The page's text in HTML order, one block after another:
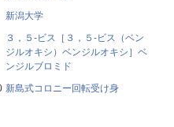
新潟大学
３，５‐ビス［３，５‐ビス（ベン
ジルオキシ）ベンジルオキシ］ベ
ンジルブロミド
新島式コロニー回転受け身